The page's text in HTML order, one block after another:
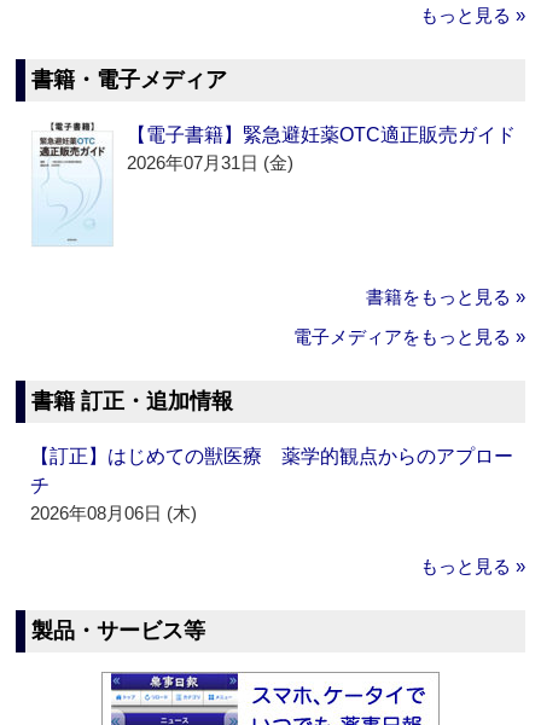
もっと見る »
書籍・電子メディア
【電子書籍】緊急避妊薬OTC適正販売ガイド
2026年07月31日 (金)
書籍をもっと見る »
電子メディアをもっと見る »
書籍 訂正・追加情報
【訂正】はじめての獣医療 薬学的観点からのアプロー
チ
2026年08月06日 (木)
もっと見る »
製品・サービス等